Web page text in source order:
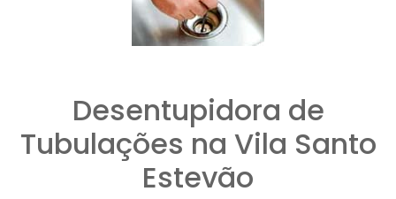
Desentupidora de
Tubulações na Vila Santo
Estevão